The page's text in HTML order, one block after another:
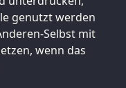
genutzt werden
Selbst mit
wenn das